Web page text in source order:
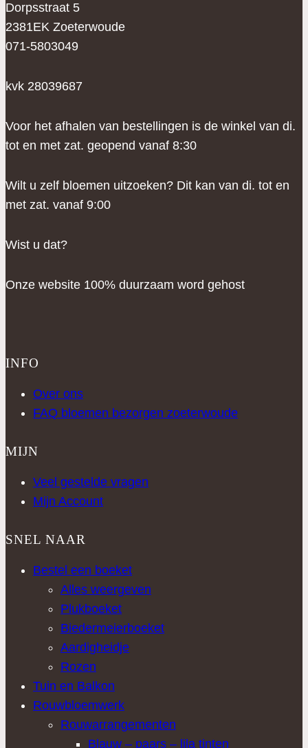
Dorpsstraat 5
2381EK Zoeterwoude
071-5803049
kvk 28039687
Voor het afhalen van bestellingen is de winkel van di.
tot en met zat. geopend vanaf 8:30
Wilt u zelf bloemen uitzoeken? Dit kan van di. tot en
met zat. vanaf 9:00
Wist u dat?
Onze website 100% duurzaam word gehost
INFO
Over ons
FAQ bloemen bezorgen zoeterwoude
MIJN
Veel gestelde vragen
Mijn Account
SNEL NAAR
Bestel een boeket
Alles weergeven
Plukboeket
Biedermeierboeket
Aardigheidje
Rozen
Tuin en Balkon
Rouwbloemwerk
Rouwarrangementen
Blauw – paars – lila tinten